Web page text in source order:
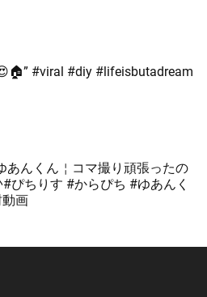
#viral #diy #lifeisbutadream
あんくん￤コマ撮り頑張ったの
ぴちりす #からぴち #ゆあんく
画